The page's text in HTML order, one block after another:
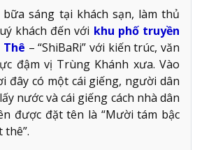
sáng tại khách sạn, làm thủ
khách đến với khu phố truyền
– “ShiBaRi” với kiến trúc, văn
đậm vị Trùng Khánh xưa. Vào
đây có một cái giếng, người dân
nước và cái giếng cách nhà dân
được đặt tên là “Mười tám bậc